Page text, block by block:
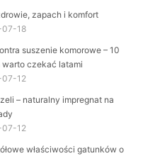
zapach i komfort
18
suszenie komorowe – 10
czekać latami
12
– naturalny impregnat na
12
właściwości gatunków o